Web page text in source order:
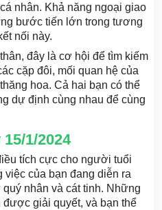
nhân. Khả năng ngoại giao
bước tiến lớn trong tương
nối này.
đây là cơ hội để tìm kiếm
cặp đôi, mối quan hệ của
hoa. Cả hai bạn có thể
dự định cùng nhau để cùng
1/2024
tích cực cho người tuổi
việc của bạn đang diễn ra
nhân và cát tinh. Những
giải quyết, và bạn thể